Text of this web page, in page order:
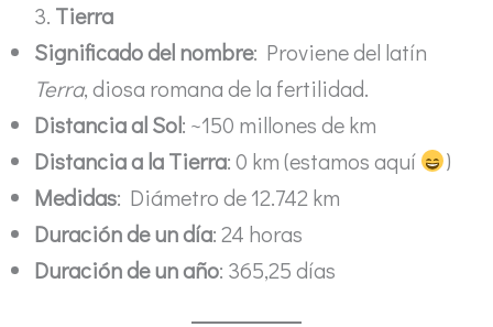
3. Tierra
Significado del nombre: Proviene del latín
Terra, diosa romana de la fertilidad.
Distancia al Sol: ~150 millones de km
Distancia a la Tierra: 0 km (estamos aquí
)
Medidas: Diámetro de 12.742 km
Duración de un día: 24 horas
Duración de un año: 365,25 días